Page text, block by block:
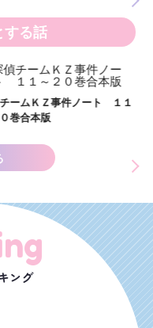
する話
ームＫＺ事件ノート １１
巻合本版
ング